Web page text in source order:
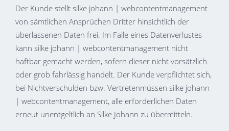
Der Kunde stellt silke johann | webcontentmanagement
von sämtlichen Ansprüchen Dritter hinsichtlich der
überlassenen Daten frei. Im Falle eines Datenverlustes
kann silke johann | webcontentmanagement nicht
haftbar gemacht werden, sofern dieser nicht vorsätzlich
oder grob fahrlässig handelt. Der Kunde verpflichtet sich,
bei Nichtverschulden bzw. Vertretenmüssen silke johann
| webcontentmanagement, alle erforderlichen Daten
erneut unentgeltlich an Silke Johann zu übermitteln.